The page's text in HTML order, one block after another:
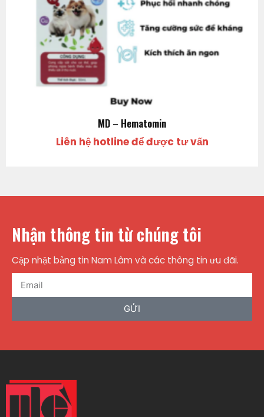
MD – Hematomin
Liên hệ hotline để được tư vấn
Nhận thông tin từ chúng tôi
Cập nhật bảng tin Nam Lâm và các thông tin ưu đãi.
GỬI